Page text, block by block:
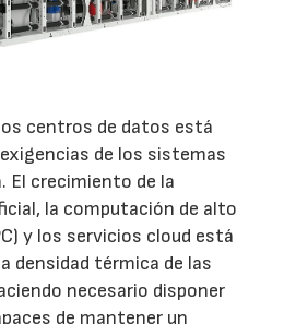
centros de datos está
de los sistemas
El crecimiento de la
la computación de alto
y los servicios cloud está
densidad térmica de las
necesario disponer
de mantener un